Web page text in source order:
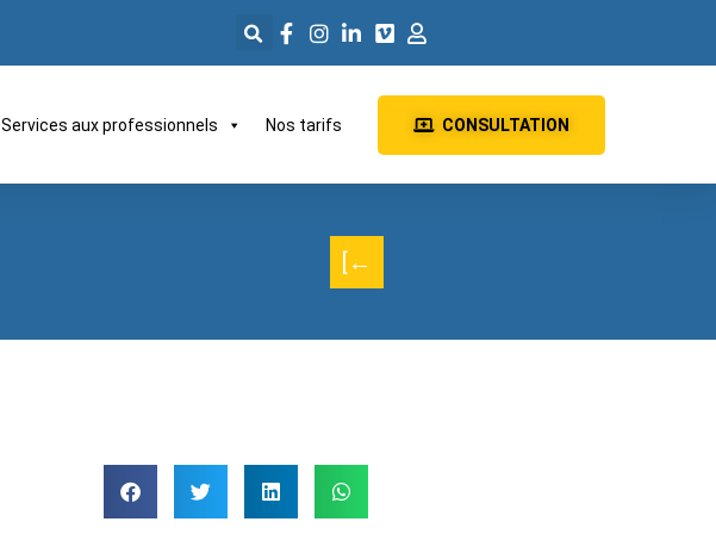
Services aux professionnels Nos tarifs CONSULTATION
[←